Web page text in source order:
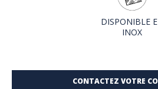
DISPONIBLE
INOX
CONTACTEZ VOTRE